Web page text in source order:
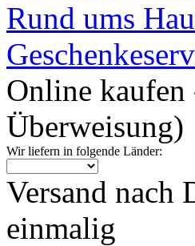
Rund ums
Online kaufen
Überweisung)
Wir liefern in folgende Länder:
Versand nach
einmalig